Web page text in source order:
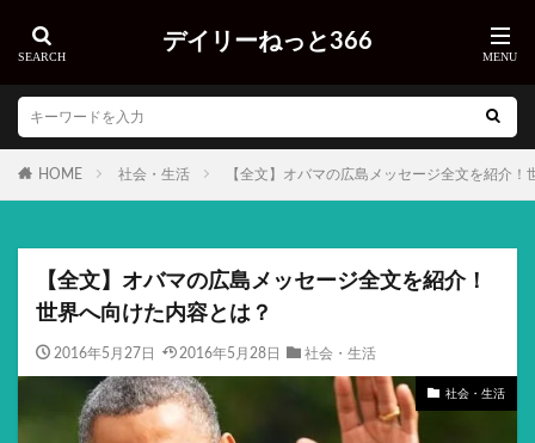
デイリーねっと366
HOME 社会・生活 【全文】オバマの広島メッセージ全文を紹介！
【全文】オバマの広島メッセージ全文を紹介！
世界へ向けた内容とは？
2016年5月27日 2016年5月28日 社会・生活
社会・生活